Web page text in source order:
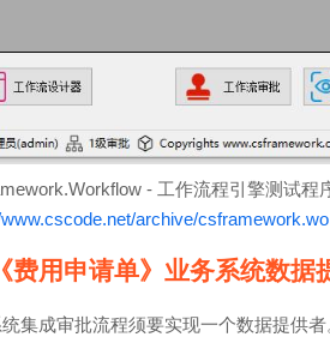
- 工作流程引擎测试程
archive/
费用申请单》业务系统数据
集成审批流程须要实现一个数据提供